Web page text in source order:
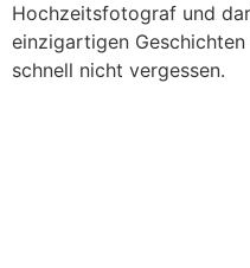
Hochzeitsfotograf und
einzigartigen
schnell nicht vergessen.